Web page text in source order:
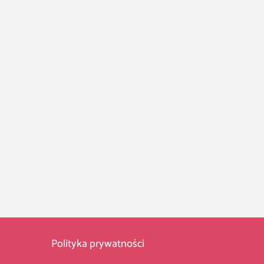
Polityka prywatności